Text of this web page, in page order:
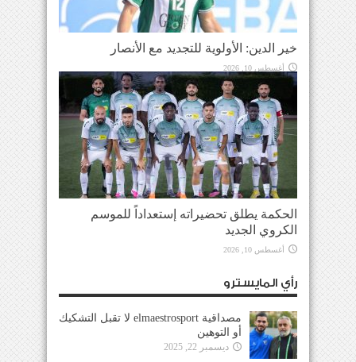
خير الدين: الأولوية للتجديد مع الأنصار
أغسطس 10, 2026
الحكمة يطلق تحضيراته إستعداداً للموسم
الكروي الجديد
أغسطس 10, 2026
رأي المايسترو
مصداقية elmaestrosport لا تقبل التشكيك
أو التوهين
ديسمبر 22, 2025